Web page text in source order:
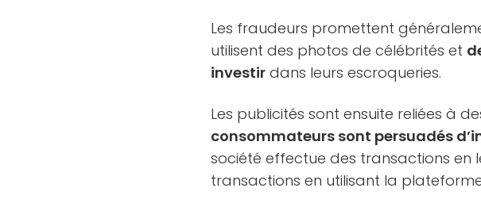
Les fraudeurs promettent
utilisent des photos de célébrités et
investir dans leurs escroqueries.
Les publicités sont ensuite reliées à
consommateurs sont persuadés
société effectue des transactions en
transactions en utilisant la